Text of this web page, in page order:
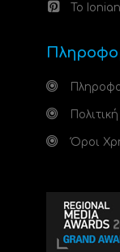
Το
Όροι